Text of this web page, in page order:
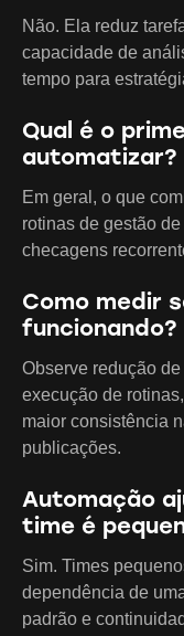
Não. Ela reduz
capacidade de
tempo para
Qual é o
automatizar?
Em geral, o que
rotinas de gestão
checagens
Como medir
funcionando?
Observe redução
execução de
maior consistência
publicações.
Automação
time é
Sim. Times
dependência de
padrão e